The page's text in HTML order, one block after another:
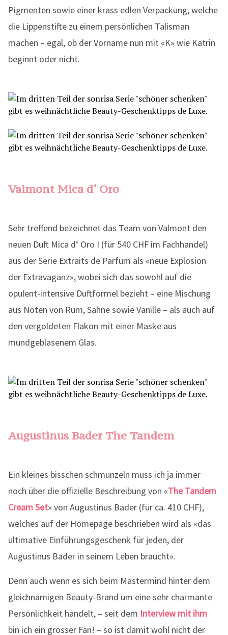
Pigmenten sowie einer krass edlen Verpackung, welche
die Lippenstifte zu einem persönlichen Talisman
machen – egal, ob der Vorname nun mit «K» wie Katrin
beginnt oder nicht.
Valmont Mica d‘ Oro
Sehr treffend bezeichnet das Team von Valmont den
neuen Duft Mica d‘ Oro I (für 540 CHF im Fachhandel)
aus der Serie Extraits de Parfum als «neue Explosion
der Extravaganz», wobei sich das sowohl auf die
opulent-intensive Duftformel bezieht – eine Mischung
aus Noten von Rum, Sahne sowie Vanille – als auch auf
den vergoldeten Flakon mit einer Maske aus
mundgeblasenem Glas.
Augustinus Bader The Tandem
Ein kleines bisschen schmunzeln muss ich ja immer
noch über die offizielle Beschreibung von «The Tandem
Cream Set» von Augustinus Bader (für ca. 410 CHF),
welches auf der Homepage beschrieben wird als «das
ultimative Einführungsgeschenk für jeden, der
Augustinus Bader in seinem Leben braucht».
Denn auch wenn es sich beim Mastermind hinter dem
gleichnamigen Beauty-Brand um eine sehr charmante
Persönlichkeit handelt, – seit dem Interview mit ihm
bin ich ein grosser Fan! – so ist damit wohl nicht der